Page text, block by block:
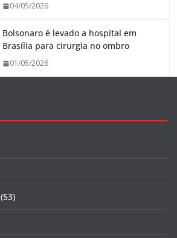
04/05/2026
Bolsonaro é levado a hospital em
Brasília para cirurgia no ombro
01/05/2026
(53)